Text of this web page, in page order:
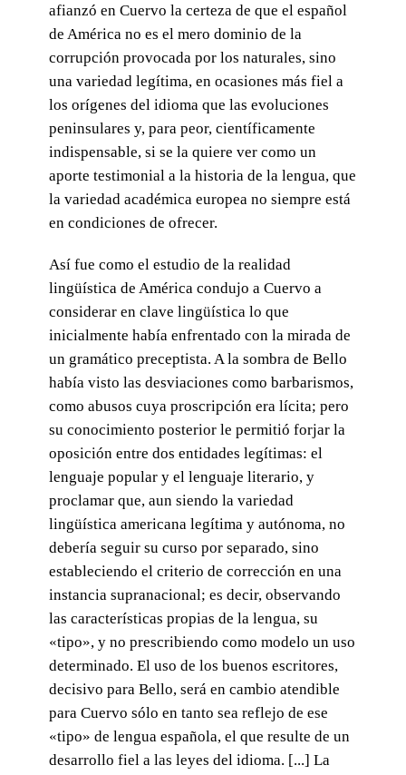
afianzó en Cuervo la certeza de que el español
de América no es el mero dominio de la
corrupción provocada por los naturales, sino
una variedad legítima, en ocasiones más fiel a
los orígenes del idioma que las evoluciones
peninsulares y, para peor, científicamente
indispensable, si se la quiere ver como un
aporte testimonial a la historia de la lengua, que
la variedad académica europea no siempre está
en condiciones de ofrecer.
Así fue como el estudio de la realidad
lingüística de América condujo a Cuervo a
considerar en clave lingüística lo que
inicialmente había enfrentado con la mirada de
un gramático preceptista. A la sombra de Bello
había visto las desviaciones como barbarismos,
como abusos cuya proscripción era lícita; pero
su conocimiento posterior le permitió forjar la
oposición entre dos entidades legítimas: el
lenguaje popular y el lenguaje literario, y
proclamar que, aun siendo la variedad
lingüística americana legítima y autónoma, no
debería seguir su curso por separado, sino
estableciendo el criterio de corrección en una
instancia supranacional; es decir, observando
las características propias de la lengua, su
«tipo», y no prescribiendo como modelo un uso
determinado. El uso de los buenos escritores,
decisivo para Bello, será en cambio atendible
para Cuervo sólo en tanto sea reflejo de ese
«tipo» de lengua española, el que resulte de un
desarrollo fiel a las leyes del idioma. [...] La